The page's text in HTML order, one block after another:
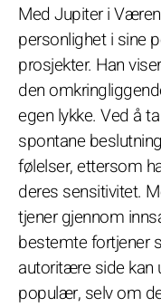
Med Jupiter i
personlighet i sine
prosjekter. Han
den
egen lykke. Ved å
spontane
følelser, ettersom
deres sensitivitet.
tjener gjennom
bestemte fortjener
autoritære side kan
populær, selv om